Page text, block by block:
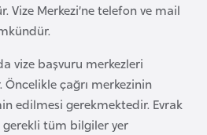
Merkezi’ne telefon ve mail
vize başvuru merkezleri
Öncelikle çağrı merkezinin
edilmesi gerekmektedir. Evrak
gerekli tüm bilgiler yer